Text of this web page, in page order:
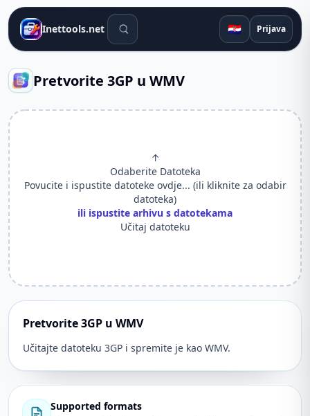
Inettools.net Alati za pretraživanje 🇭🇷 Prijava
Pretvorite 3GP u WMV
↑
Odaberite Datoteka
Povucite i ispustite datoteke ovdje... (ili kliknite za odabir
datoteka)
ili ispustite arhivu s datotekama
Učitaj datoteku
Pretvorite 3GP u WMV
Učitajte datoteku 3GP i spremite je kao WMV.
Supported formats